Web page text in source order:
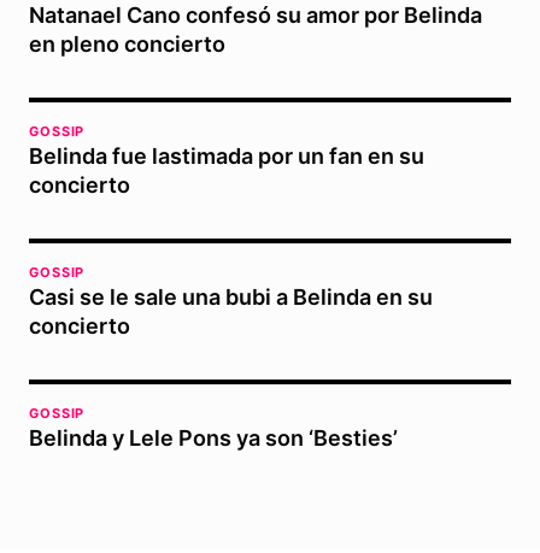
Natanael Cano confesó su amor por Belinda
en pleno concierto
GOSSIP
Belinda fue lastimada por un fan en su
concierto
GOSSIP
Casi se le sale una bubi a Belinda en su
concierto
GOSSIP
Belinda y Lele Pons ya son ‘Besties’